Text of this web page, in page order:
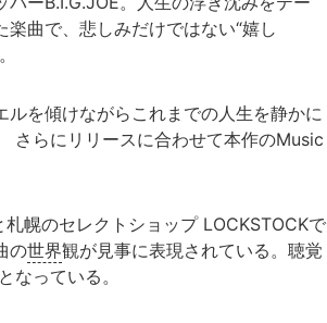
曲で、悲しみだけではない“嬉し
を傾けながらこれまでの人生を静かに
さらにリリースに合わせて本作のMusic
幌のセレクトショップ LOCKSTOCKで
の世界観が見事に表現されている。聴覚
なっている。